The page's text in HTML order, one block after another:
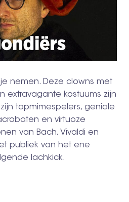
nemen. Deze clowns met
extravagante kostuums zijn
topmimespelers, geniale
en virtuoze
van Bach, Vivaldi en
publiek van het ene
lachkick.